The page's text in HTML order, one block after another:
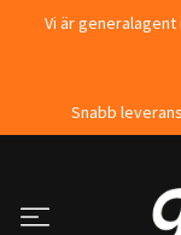
Vi är
Snabb